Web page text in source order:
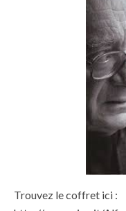
Trouvez le coffret ici :